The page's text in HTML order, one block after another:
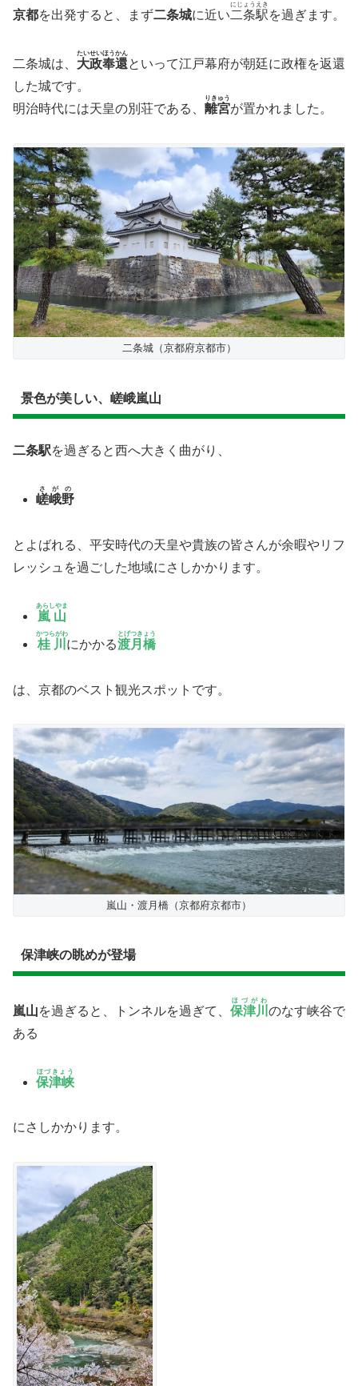
京都を出発すると、まず二条城に近い二条駅
にじょうえき
を過ぎます。
二条城は、 大政奉還
たいせいほうかん
といって江戸幕府が朝廷に政権を返還
した城です。
明治時代には天皇の別荘である、 離宮
りきゅう
が置かれました。
二条城（京都府京都市）
景色が美しい、嵯峨嵐山
二条駅を過ぎると西へ大きく曲がり、
嵯峨野
さがの
とよばれる、平安時代の天皇や貴族の皆さんが余暇やリフ
レッシュを過ごした地域にさしかかります。
嵐山
あらしやま
桂川
かつらがわ
にかかる渡月橋
とげつきょう
は、京都のベスト観光スポットです。
嵐山・渡月橋（京都府京都市）
保津峡の眺めが登場
嵐山を過ぎると、トンネルを過ぎて、 保津川
ほづがわ
のなす峡谷で
ある
保津峡
ほづきょう
にさしかかります。